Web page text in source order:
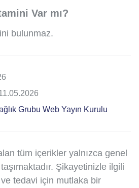
Var mı?
bulunmaz.
Grubu Web Yayın Kurulu
tüm içerikler yalnızca genel
Şikayetinizle ilgili
tedavi için mutlaka bir